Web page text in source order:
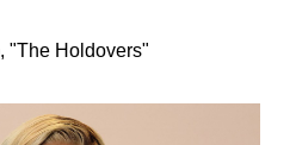
Holdovers"